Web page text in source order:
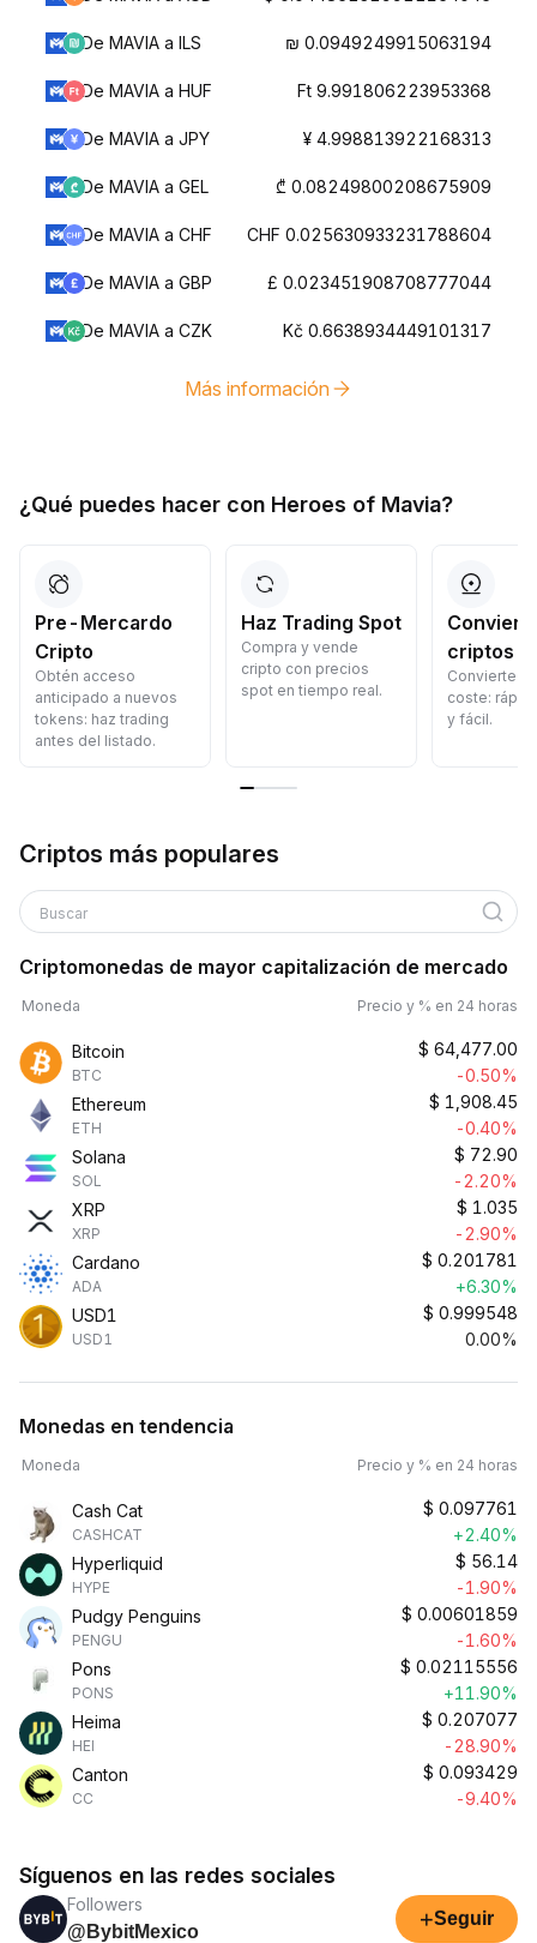
De MAVIA a ILS ₪ 0.0949249915063194
De MAVIA a HUF Ft 9.991806223953368
De MAVIA a JPY ¥ 4.998813922168313
De MAVIA a GEL ₾ 0.08249800208675909
De MAVIA a CHF CHF 0.025630933231788604
De MAVIA a GBP £ 0.023451908708777044
De MAVIA a CZK Kč 0.6638934449101317
Más información
¿Qué puedes hacer con Heroes of Mavia?
Pre-Mercardo
Cripto
Obtén acceso
anticipado a nuevos
tokens: haz trading
antes del listado.
Haz Trading Spot
Compra y vende
cripto con precios
spot en tiempo real.
criptos
Convierte
coste:
y fácil.
Criptos más populares
Buscar
Criptomonedas de mayor capitalización de mercado
Moneda Precio y % en 24 horas
Bitcoin
BTC
$ 64,477.00
-0.50%
Ethereum
ETH
$ 1,908.45
-0.40%
Solana
SOL
$ 72.90
-2.20%
XRP
XRP
$ 1.035
-2.90%
Cardano
ADA
$ 0.201781
+6.30%
USD1
USD1
$ 0.999548
0.00%
Monedas en tendencia
Moneda Precio y % en 24 horas
Cash Cat
CASHCAT
$ 0.097761
+2.40%
Hyperliquid
HYPE
$ 56.14
-1.90%
Pudgy Penguins
PENGU
$ 0.00601859
-1.60%
Pons
PONS
$ 0.02115556
+11.90%
Heima
HEI
$ 0.207077
-28.90%
Canton
CC
$ 0.093429
-9.40%
Síguenos en las redes sociales
Followers
@BybitMexico
+Seguir